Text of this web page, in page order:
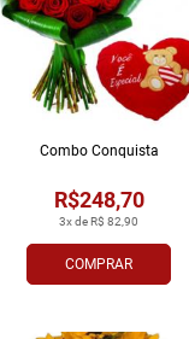
COMPRAR
3x de R$ 82,90
R$248,70
Combo Conquista